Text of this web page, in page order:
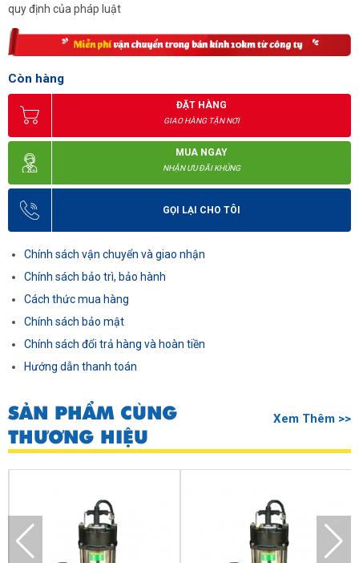
quy định của pháp luật
Còn hàng
ĐẶT HÀNG
GIAO HÀNG TẬN NƠI
MUA NGAY
NHẬN ƯU ĐÃI KHỦNG
GỌI LẠI CHO TÔI
Chính sách vận chuyển và giao nhận
Chính sách bảo trì, bảo hành
Cách thức mua hàng
Chính sách bảo mật
Chính sách đổi trả hàng và hoàn tiền
Hướng dẫn thanh toán
SẢN PHẨM CÙNG
THƯƠNG HIỆU
Xem Thêm >>